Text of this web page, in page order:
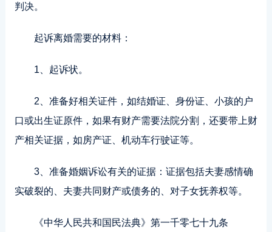
判决。
起诉离婚需要的材料：
1、起诉状。
2、准备好相关证件，如结婚证、身份证、小孩的户
口或出生证原件，如果有财产需要法院分割，还要带上财
产相关证据，如房产证、机动车行驶证等。
3、准备婚姻诉讼有关的证据：证据包括夫妻感情确
实破裂的、夫妻共同财产或债务的、对子女抚养权等。
《中华人民共和国民法典》第一千零七十九条